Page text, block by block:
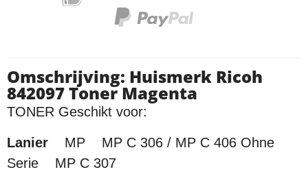
Omschrijving: Huismerk Ricoh
842097 Toner Magenta
TONER Geschikt voor:
Lanier
MP MP C 306 / MP C 406 Ohne
Serie MP C 307